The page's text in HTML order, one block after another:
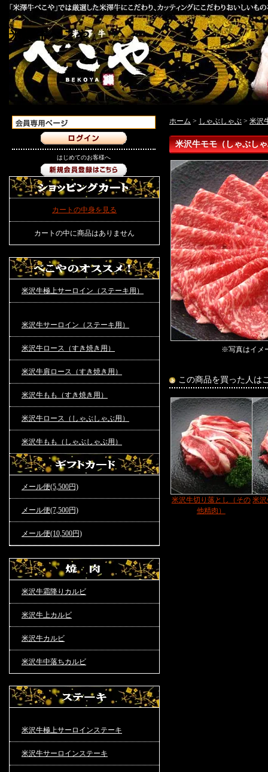
米澤牛べこや
はじめてのお客様へ
カートの中身を見る
カートの中に商品はありません
米沢牛極上サーロイン（ステーキ用）
米沢牛サーロイン（ステーキ用）
米沢牛ロース（すき焼き用）
米沢牛肩ロース（すき焼き用）
米沢牛もも（すき焼き用）
米沢牛ロース（しゃぶしゃぶ用）
米沢牛もも（しゃぶしゃぶ用）
メール便(5,500円)
メール便(7,500円)
メール便(10,500円)
米沢牛霜降りカルビ
米沢牛上カルビ
米沢牛カルビ
米沢牛中落ちカルビ
米沢牛極上サーロインステーキ
米沢牛サーロインステーキ
ホーム > しゃぶしゃぶ > 米沢
米沢牛モモ（しゃぶし
※写真はイメ
この商品を買った人は
米沢牛切り落とし（その
他精肉）
米